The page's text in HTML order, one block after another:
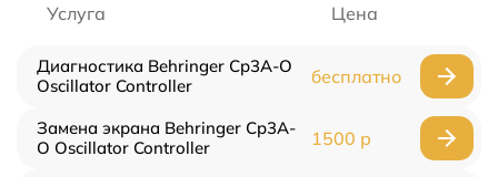
Услуга Цена
Диагностика Behringer Cp3A-O
Oscillator Controller
бесплатно
Замена экрана Behringer Cp3A-
O Oscillator Controller
1500 р